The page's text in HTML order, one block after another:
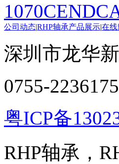
公司动态RHP轴承产品展示在
深圳市龙华
0755-
粤ICP备
RHP轴承，